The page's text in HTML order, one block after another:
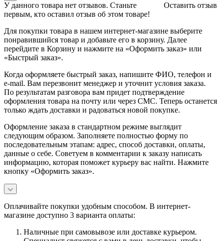
Оставить отзыв
У данного товара нет отзывов. Станьте
первым, кто оставил отзыв об этом товаре!
Для покупки товара в нашем интернет-магазине выберите
понравившийся товар и добавьте его в корзину. Далее
перейдите в Корзину и нажмите на «Оформить заказ» или
«Быстрый заказ».
Когда оформляете быстрый заказ, напишите ФИО, телефон и
e-mail. Вам перезвонит менеджер и уточнит условия заказа.
По результатам разговора вам придет подтверждение
оформления товара на почту или через СМС. Теперь останется
только ждать доставки и радоваться новой покупке.
Оформление заказа в стандартном режиме выглядит
следующим образом. Заполняете полностью форму по
последовательным этапам: адрес, способ доставки, оплаты,
данные о себе. Советуем в комментарии к заказу написать
информацию, которая поможет курьеру вас найти. Нажмите
кнопку «Оформить заказ».
Оплачивайте покупки удобным способом. В интернет-
магазине доступно 3 варианта оплаты:
Наличные при самовывозе или доставке курьером.